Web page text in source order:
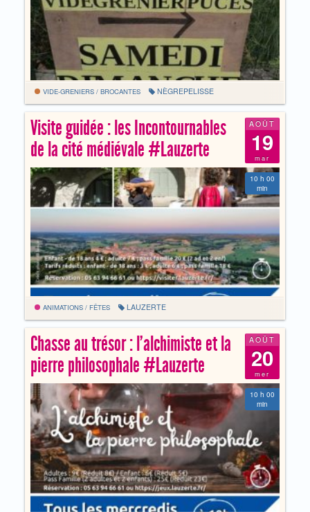
VIDE-GRENIERS / BROCANTES NÈGREPELISSE
AOÛT
19
mar
Visite guidée : les Incontournables
de la cité médiévale #Lauzerte
10 h 00
min
ANIMATIONS / FÊTES LAUZERTE
AOÛT
20
mer
Chasse au trésor : l’alchimiste et la
pierre philosophale #Lauzerte
10 h 00
min